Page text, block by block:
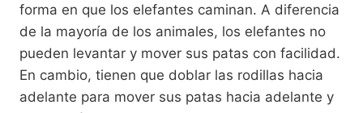
forma en que los elefantes caminan. A diferencia
de la mayoría de los animales, los elefantes no
pueden levantar y mover sus patas con facilidad.
En cambio, tienen que doblar las rodillas hacia
adelante para mover sus patas hacia adelante y